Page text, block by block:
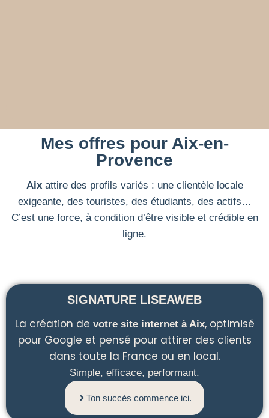
Mes offres pour Aix-en-
Provence
Aixattire des profils variés : une clientèle locale
exigeante, des touristes, des étudiants, des actifs…
C’est une force, à condition d’être visible et crédible en
ligne.
SIGNATURE LISEAWEB
La création de votre site internet à Aix, optimisé
pour Google et pensé pour attirer des clients
dans toute la France ou en local.
Simple, efficace, performant.
Ton succès commence ici.